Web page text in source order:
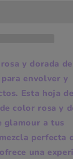
y dorada de
envolver y
Esta hoja de
color rosa y
glamour a tus
perfecta
una